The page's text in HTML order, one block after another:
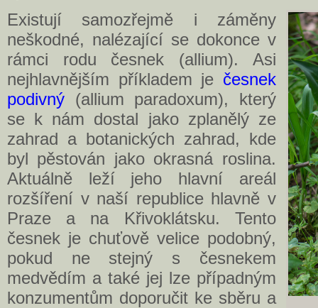
Existují samozřejmě i záměny
neškodné, nalézající se dokonce v
rámci rodu česnek (allium). Asi
nejhlavnějším příkladem je česnek
podivný (allium paradoxum), který
se k nám dostal jako zplanělý ze
zahrad a botanických zahrad, kde
byl pěstován jako okrasná roslina.
Aktuálně leží jeho hlavní areál
rozšíření v naší republice hlavně v
Praze a na Křivoklátsku. Tento
česnek je chuťově velice podobný,
pokud ne stejný s česnekem
medvědím a také jej lze případným
konzumentům doporučit ke sběru a